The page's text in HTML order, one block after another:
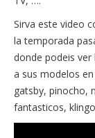
Sirva este video
la temporada
donde podeis
a sus modelos
gatsby, pinocho,
fantasticos,